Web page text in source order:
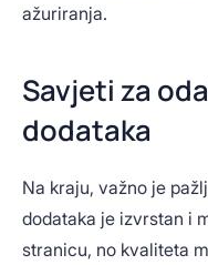
ažuriranja.
Savjeti za
dodataka
Na kraju, važno je
dodataka je izvrstan i
stranicu, no kvaliteta